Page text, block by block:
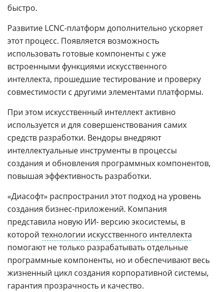
быстро.
Развитие LCNC-платформ дополнительно ускоряет
этот процесс. Появляется возможность
использовать готовые компоненты с уже
встроенными функциями искусственного
интеллекта, прошедшие тестирование и проверку
совместимости с другими элементами платформы.
При этом искусственный интеллект активно
используется и для совершенствования самих
средств разработки. Вендоры внедряют
интеллектуальные инструменты в процессы
создания и обновления программных компонентов,
повышая эффективность разработки.
«Диасофт» распространил этот подход на уровень
создания бизнес-приложений. Компания
представила новую ИИ- версию экосистемы, в
которой технологии искусственного интеллекта
помогают не только разрабатывать отдельные
программные компоненты, но и обеспечивают весь
жизненный цикл создания корпоративной системы,
гарантия прозрачность и качество.